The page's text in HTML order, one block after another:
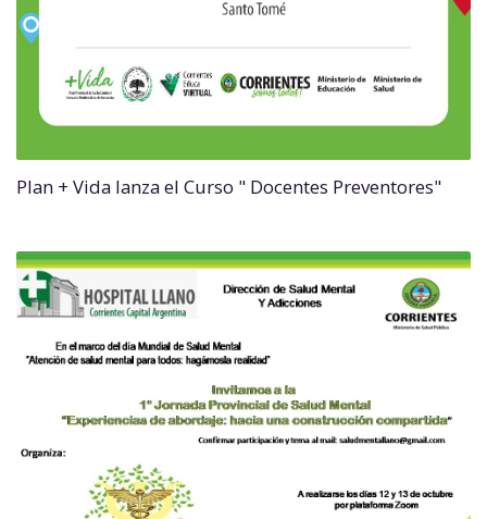
Plan + Vida lanza el Curso " Docentes Preventores"